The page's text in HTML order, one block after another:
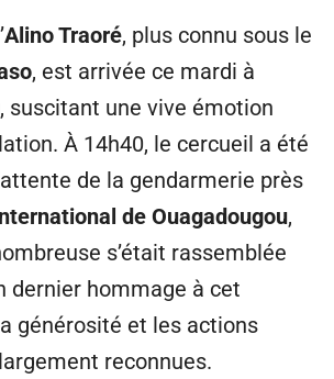
Alino Traoré, plus connu sous le
, est arrivée ce mardi à
, suscitant une vive émotion
À 14h40, le cercueil a été
de la gendarmerie près
de Ouagadougou,
s’était rassemblée
dernier hommage à cet
générosité et les actions
reconnues.